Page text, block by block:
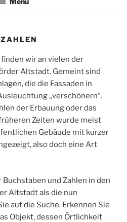
wir an vielen der
Altstadt. Gemeint sind
die die Fassaden in
„verschönern“.
der Erbauung oder das
Zeiten wurde meist
Gebäude mit kurzer
also doch eine Art
und Zahlen in den
Altstadt als die nun
auf die Suche. Erkennen Sie
Objekt, dessen Örtlichkeit